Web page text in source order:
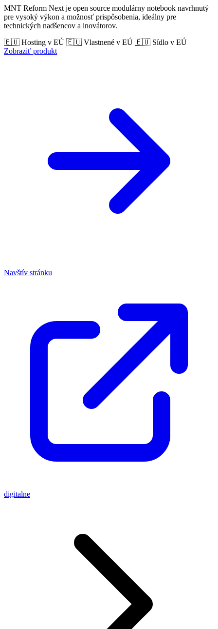
MNT Reform Next je open source modulárny notebook navrhnutý
pre vysoký výkon a možnosť prispôsobenia, ideálny pre
technických nadšencov a inovátorov.
🇪🇺 Hosting v EÚ 🇪🇺 Vlastnené v EÚ 🇪🇺 Sídlo v EÚ
Zobraziť produkt
Navštív stránku
digitalne